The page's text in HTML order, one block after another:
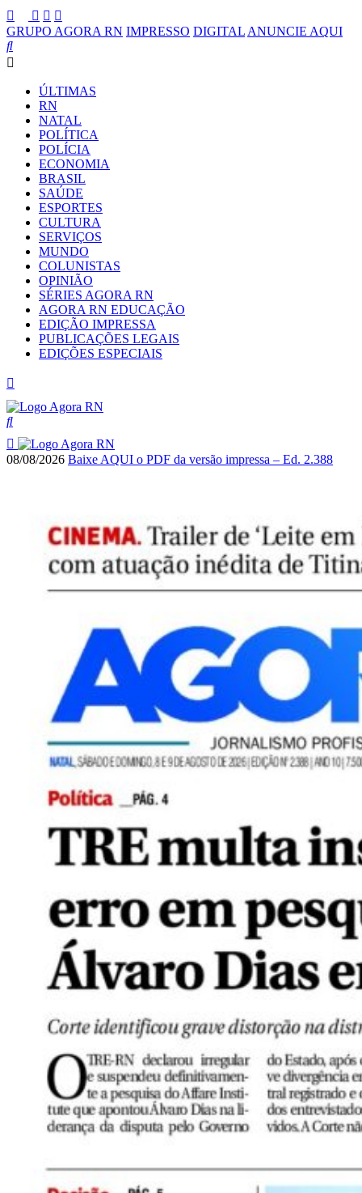
GRUPO AGORA RN IMPRESSO DIGITAL ANUNCIE AQUI
ÚLTIMAS
RN
NATAL
POLÍTICA
POLÍCIA
ECONOMIA
BRASIL
SAÚDE
ESPORTES
CULTURA
SERVIÇOS
MUNDO
COLUNISTAS
OPINIÃO
SÉRIES AGORA RN
AGORA RN EDUCAÇÃO
EDIÇÃO IMPRESSA
PUBLICAÇÕES LEGAIS
EDIÇÕES ESPECIAIS
08/08/2026 Baixe AQUI o PDF da versão impressa – Ed. 2.388